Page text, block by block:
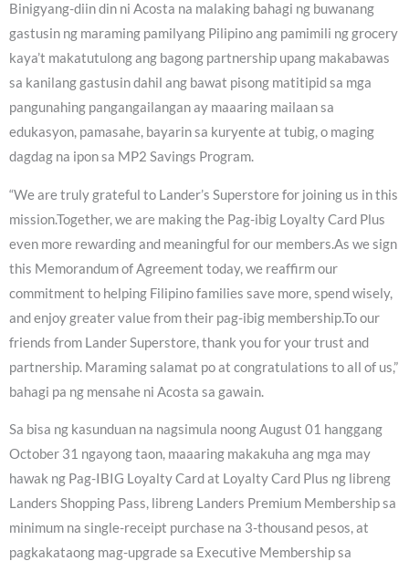
Binigyang-diin din ni Acosta na malaking bahagi ng buwanang
gastusin ng maraming pamilyang Pilipino ang pamimili ng grocery
kaya’t makatutulong ang bagong partnership upang makabawas
sa kanilang gastusin dahil ang bawat pisong matitipid sa mga
pangunahing pangangailangan ay maaaring mailaan sa
edukasyon, pamasahe, bayarin sa kuryente at tubig, o maging
dagdag na ipon sa MP2 Savings Program.
“We are truly grateful to Lander’s Superstore for joining us in this
mission.Together, we are making the Pag-ibig Loyalty Card Plus
even more rewarding and meaningful for our members.As we sign
this Memorandum of Agreement today, we reaffirm our
commitment to helping Filipino families save more, spend wisely,
and enjoy greater value from their pag-ibig membership.To our
friends from Lander Superstore, thank you for your trust and
partnership. Maraming salamat po at congratulations to all of us,”
bahagi pa ng mensahe ni Acosta sa gawain.
Sa bisa ng kasunduan na nagsimula noong August 01 hanggang
October 31 ngayong taon, maaaring makakuha ang mga may
hawak ng Pag-IBIG Loyalty Card at Loyalty Card Plus ng libreng
Landers Shopping Pass, libreng Landers Premium Membership sa
minimum na single-receipt purchase na 3-thousand pesos, at
pagkakataong mag-upgrade sa Executive Membership sa